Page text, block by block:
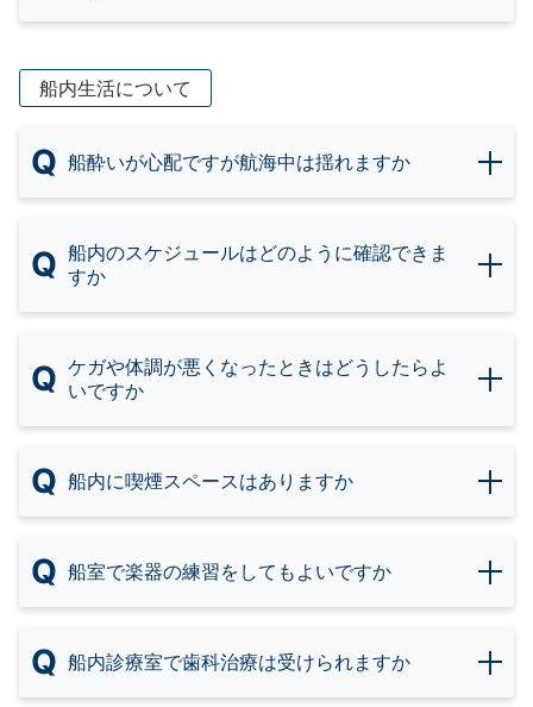
船内生活について
Q 船酔いが心配ですが航海中は揺れますか
Q 船内のスケジュールはどのように確認できま
すか
Q ケガや体調が悪くなったときはどうしたらよ
いですか
Q 船内に喫煙スペースはありますか
Q 船室で楽器の練習をしてもよいですか
Q 船内診療室で歯科治療は受けられますか